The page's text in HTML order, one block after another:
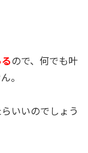
ので、何でも叶
。
いいのでしょう